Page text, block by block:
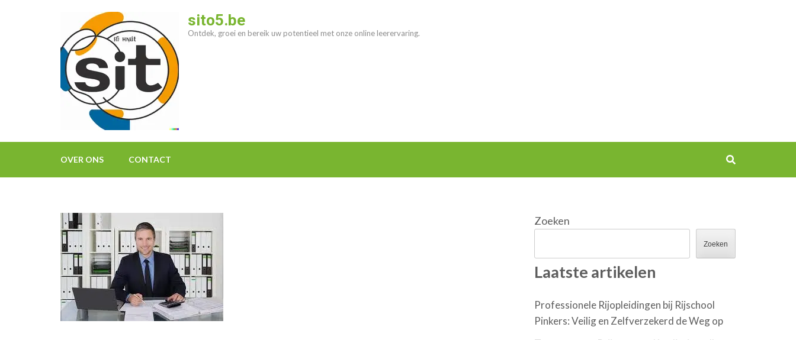
sito5.be
Ontdek, groei en bereik uw potentieel met onze online leerervaring.
OVER ONS CONTACT
Zoeken
Zoeken
Laatste artikelen
Professionele Rijopleidingen bij Rijschool
Pinkers: Veilig en Zelfverzekerd de Weg op